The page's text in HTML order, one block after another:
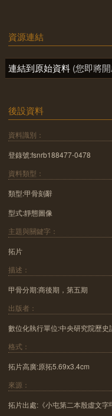
資源連結
連結到原始資料 (您即將
後設資料
資料識別：
登錄號:fsnrb188477-0478
資料類型：
類型:甲骨刻辭
型式:靜態圖像
主題與關鍵字：
拓片
描述：
甲骨分期:商後期，第五期
出版者：
數位化執行單位:中央研究院歷史
格式：
拓片高廣:原拓5.69x3.4cm
來源：
拓片出處:《小屯第二本殷虛文